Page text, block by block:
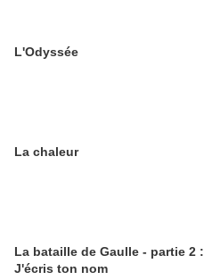
L'Odyssée
La chaleur
La bataille de Gaulle - partie 2 :
J'écris ton nom